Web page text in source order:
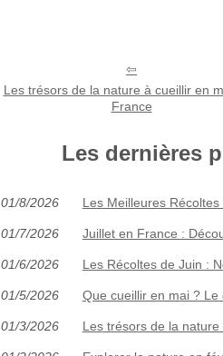
Les trésors de la nature à cueillir en
France
Les dernières
01/8/2026 Les Meilleures
01/7/2026 Juillet en France :
01/6/2026 Les Récoltes de Juin :
01/5/2026 Que cueillir en mai ?
01/3/2026 Les trésors de la